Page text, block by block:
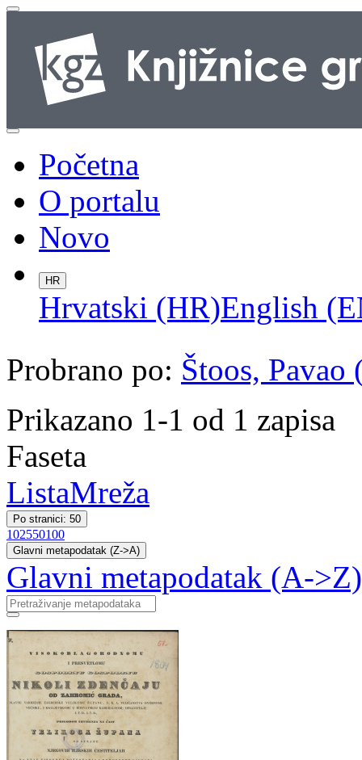
Početna
O portalu
Novo
HR
Hrvatski (HR)English
Probrano po: Štoos,
Prikazano 1-1 od 1 zapisa
Faseta
ListaMreža
Po stranici: 50
102550100
Glavni metapodatak (Z->A)
Glavni metapodatak (A->Z)